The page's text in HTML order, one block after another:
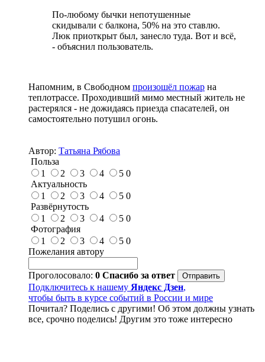
По-любому бычки непотушенные
скидывали с балкона, 50% на это ставлю.
Люк приоткрыт был, занесло туда. Вот и всё,
- объяснил пользователь.
Напомним, в Свободном произошёл пожар на
теплотрассе. Проходивший мимо местный житель не
растерялся - не дожидаясь приезда спасателей, он
самостоятельно потушил огонь.
Автор: Татьяна Рябова
Польза
1
2 3 4 5 0
Актуальность
1
2 3 4 5 0
Развёрнутость
1
2 3 4 5 0
Фотография
1
2 3 4 5 0
Пожелания автору
Проголосовало: 0 Спасибо за ответ
Подключитесь к нашему Яндекс Дзен,
чтобы быть в курсе событий в России и мире
Почитал? Поделись с другими! Об этом должны узнать
все, срочно поделись! Другим это тоже интересно